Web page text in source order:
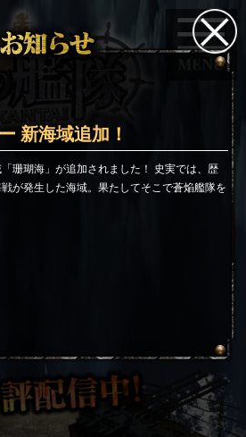
新海域追加！
珊瑚海」が追加されました！ 史実では、歴
が発生した海域。果たしてそこで蒼焔艦隊を